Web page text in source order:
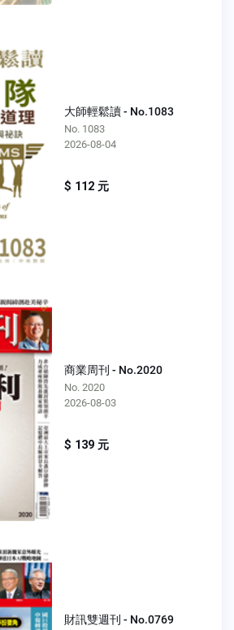
大師輕鬆讀 - No.1083
No. 1083
2026-08-04
$ 112 元
商業周刊 - No.2020
No. 2020
2026-08-03
$ 139 元
財訊雙週刊 - No.0769